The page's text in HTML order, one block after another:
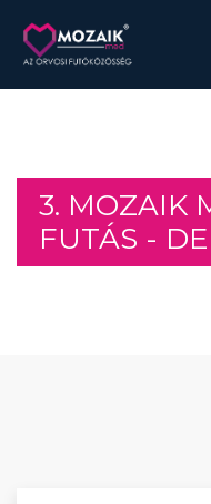
3. MOZAIK
FUTÁS -